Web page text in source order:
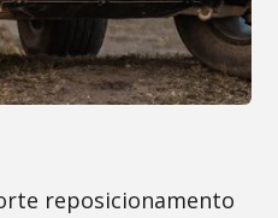
reposicionamento